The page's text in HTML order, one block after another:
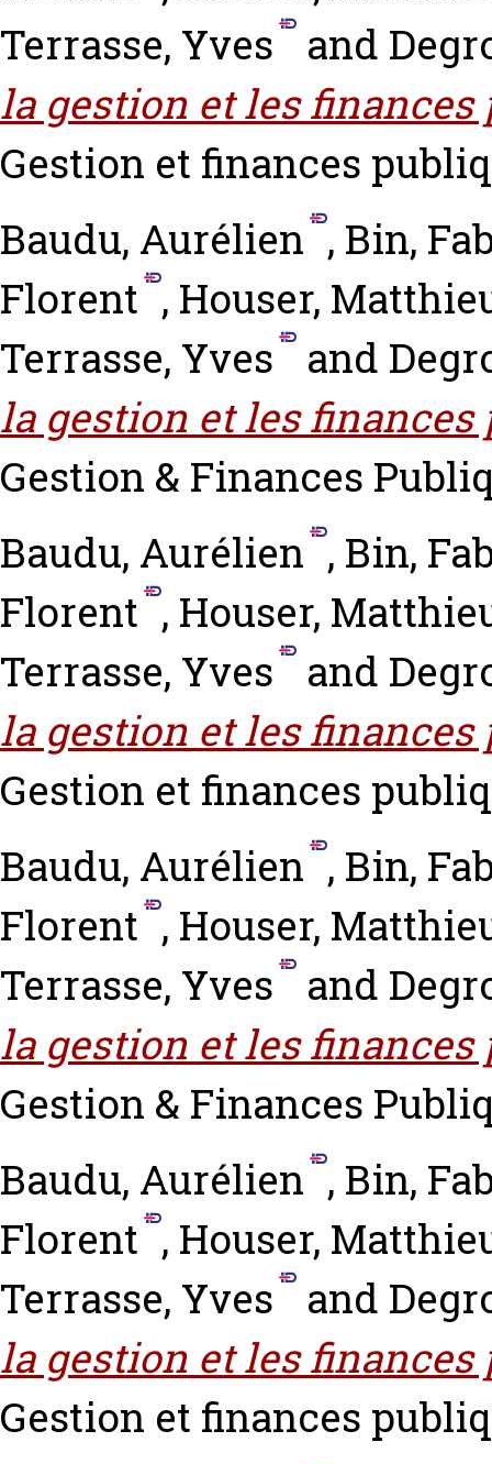
Terrasse, Yves
and
la gestion et les finances
Gestion et finances
Baudu, Aurélien , Bin,
Florent , Houser,
Terrasse, Yves
and
la gestion et les finances
Gestion & Finances
Baudu, Aurélien , Bin,
Florent , Houser,
Terrasse, Yves
and
la gestion et les finances
Gestion et finances
Baudu, Aurélien , Bin,
Florent , Houser,
Terrasse, Yves
and
la gestion et les finances
Gestion & Finances
Baudu, Aurélien , Bin,
Florent , Houser,
Terrasse, Yves
and
la gestion et les finances
Gestion et finances